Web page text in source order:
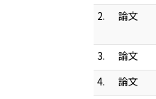
2.
論文
3.
論文
4.
論文